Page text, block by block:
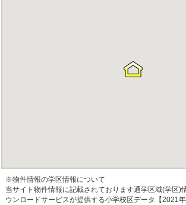
※物件情報の学区情報について
当サイト物件情報に記載されております通学区域(学区)
ウンロードサービスが提供する小学校区データ【2021